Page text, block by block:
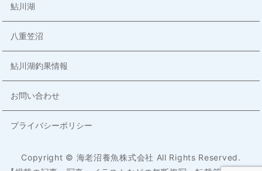
鮎川湖
八重笠沼
鮎川湖釣果情報
お問い合わせ
プライバシーポリシー
Copyright © 海老沼養魚株式会社 All Rights Reserved.